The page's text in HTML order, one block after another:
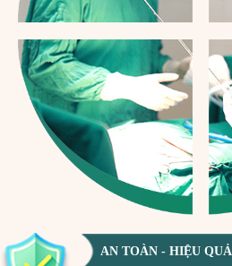
AN TOÀN - HIỆU QUẢ